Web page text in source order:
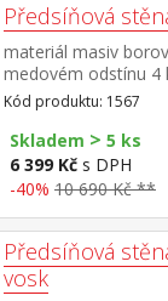
Předsíňová
materiál masiv
medovém odstínu 4
otevřené police na
45 cm součást
Kód produktu: 1567
Skladem > 5 ks
6 399 Kč s DPH
-40% 10 690 Kč **
Předsíňová
vosk